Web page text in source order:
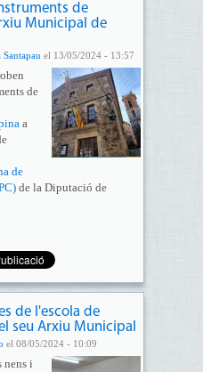
de
Municipal de
el 13/05/2024 - 13:57
de
a
de
de la Diputació de
de l'escola de
seu Arxiu Municipal
el 08/05/2024 - 10:09
nens i